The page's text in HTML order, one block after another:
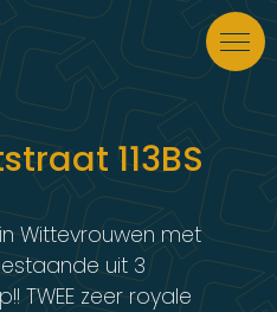
113BS
Wittevrouwen met
uit 3
TWEE zeer royale